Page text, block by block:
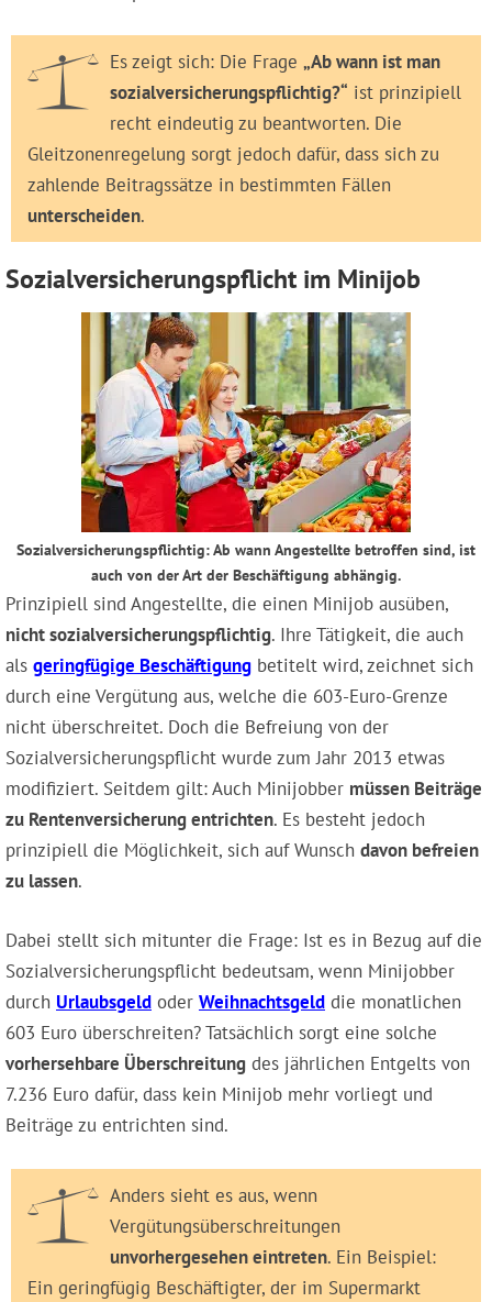
Es zeigt sich: Die Frage „Ab wann ist man
sozialversicherungspflichtig?“ ist prinzipiell
recht eindeutig zu beantworten. Die
Gleitzonenregelung sorgt jedoch dafür, dass sich zu
zahlende Beitragssätze in bestimmten Fällen
unterscheiden.
Sozialversicherungspflicht im Minijob
Sozialversicherungspflichtig: Ab wann Angestellte betroffen sind, ist
auch von der Art der Beschäftigung abhängig.
Prinzipiell sind Angestellte, die einen Minijob ausüben,
nicht sozialversicherungspflichtig. Ihre Tätigkeit, die auch
als geringfügige Beschäftigung betitelt wird, zeichnet sich
durch eine Vergütung aus, welche die 603-Euro-Grenze
nicht überschreitet. Doch die Befreiung von der
Sozialversicherungspflicht wurde zum Jahr 2013 etwas
modifiziert. Seitdem gilt: Auch Minijobber müssen Beiträge
zu Rentenversicherung entrichten. Es besteht jedoch
prinzipiell die Möglichkeit, sich auf Wunsch davon befreien
zu lassen.
Dabei stellt sich mitunter die Frage: Ist es in Bezug auf die
Sozialversicherungspflicht bedeutsam, wenn Minijobber
durch Urlaubsgeld oder Weihnachtsgeld die monatlichen
603 Euro überschreiten? Tatsächlich sorgt eine solche
vorhersehbare Überschreitung des jährlichen Entgelts von
7.236 Euro dafür, dass kein Minijob mehr vorliegt und
Beiträge zu entrichten sind.
Anders sieht es aus, wenn
Vergütungsüberschreitungen
unvorhergesehen eintreten. Ein Beispiel:
Ein geringfügig Beschäftigter, der im Supermarkt